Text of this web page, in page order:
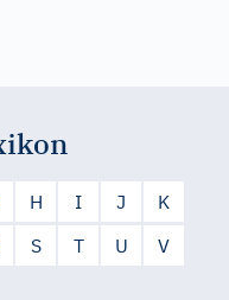
H I J
K
S T U
V